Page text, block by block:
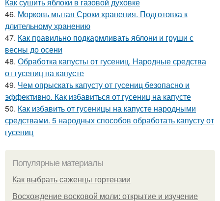
46. Морковь мытая Сроки хранения. Подготовка к
длительному хранению
47. Как правильно подкармливать яблони и груши с
весны до осени
48. Обработка капусты от гусениц. Народные средства
от гусениц на капусте
49. Чем опрыскать капусту от гусениц безопасно и
эффективно. Как избавиться от гусениц на капусте
50. Как избавить от гусеницы на капусте народными
средствами. 5 народных способов обработать капусту от
гусениц
Популярные материалы
Как выбрать саженцы гортензии
Восхождение восковой моли: открытие и изучение